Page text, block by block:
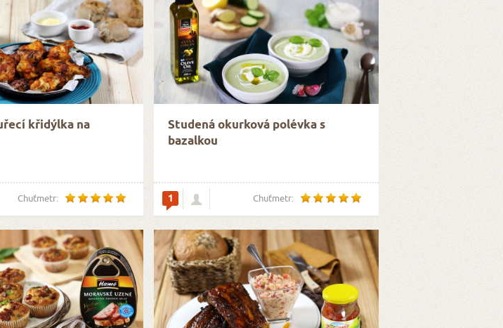
křidýlka na
Chuťmetr:
Studená okurková polévka s
bazalkou
1 Chuťmetr: